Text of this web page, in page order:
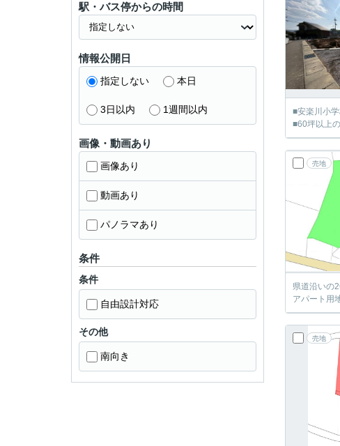
■安楽川小
■60坪以上
売地
県道沿いの
アパート用
売地
駅・バス停からの時間
情報公開日
指定しない 本日
3日以内 1週間以内
画像・動画あり
画像あり
動画あり
パノラマあり
条件
条件
自由設計対応
その他
南向き